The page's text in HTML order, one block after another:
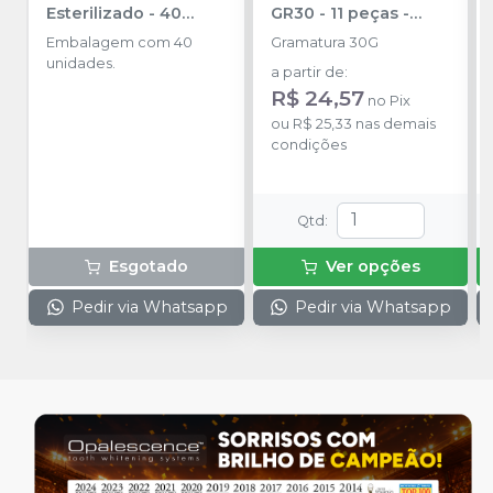
Esterilizado - 40
unidades
Embalagem com 40
unidades.
Esgotado
Pedir via Whatsapp
GR30 - 11 peças-
Gramatura 30G
a partir de:
R$ 24,57 no Pix
ou R$ 25,33 nas demais
condições
Qtd :
Ver opções
Pedir via Whatsapp